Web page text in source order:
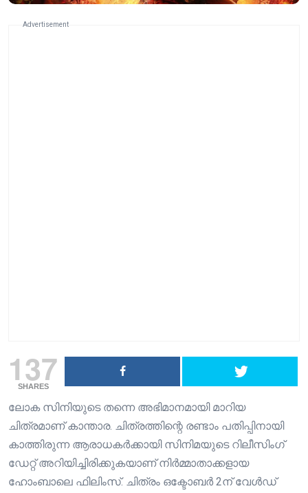
Advertisement
137
SHARES
ലോക സിനിയുടെ തന്നെ അഭിമാനമായി മാറിയ
ചിത്രമാണ് കാന്താര. ചിത്രത്തിന്റെ രണ്ടാം പതിപ്പിനായി
കാത്തിരുന്ന ആരാധകർക്കായി സിനിമയുടെ റിലീസിംഗ്
ഡേറ്റ് അറിയിച്ചിരിക്കുകയാണ് നിർമ്മാതാക്കളായ
ഹോംബാലെ ഫിലിംസ്. ചിത്രം ഒക്ടോബർ 2ന് വേൾഡ്